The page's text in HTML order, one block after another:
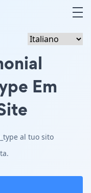
Em
al tuo sito